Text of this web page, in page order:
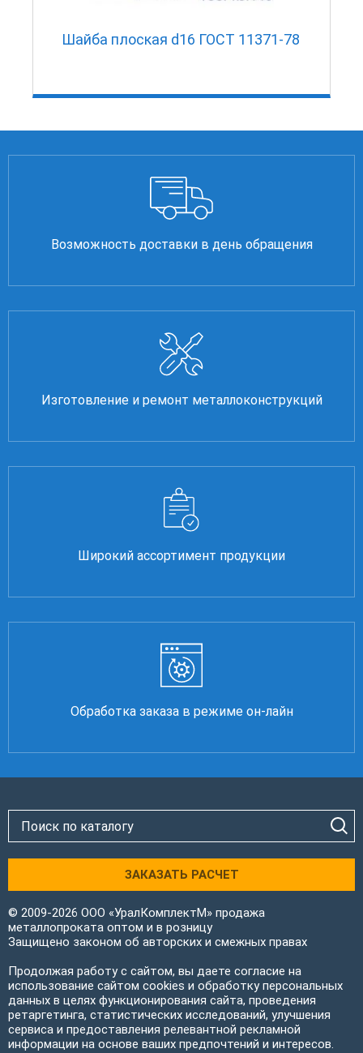
Шайба плоская d16 ГОСТ 11371-78
Возможность доставки в день обращения
Изготовление и ремонт металлоконструкций
Широкий ассортимент продукции
Обработка заказа в режиме он-лайн
ЗАКАЗАТЬ РАСЧЕТ
© 2009-2026 ООО «УралКомплектМ» продажа
металлопроката оптом и в розницу
Защищено законом об авторских и смежных правах
Продолжая работу с сайтом, вы даете согласие на
использование сайтом cookies и обработку персональных
данных в целях функционирования сайта, проведения
ретаргетинга, статистических исследований, улучшения
сервиса и предоставления релевантной рекламной
информации на основе ваших предпочтений и интересов.